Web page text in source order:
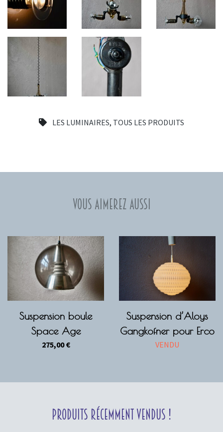
LES LUMINAIRES, TOUS LES PRODUITS
Vous aimerez aussi
Suspension boule
Space Age
275,00€
Suspension d’Aloys
Gangkofner pour Erco
VENDU
Produits récemment vendus !